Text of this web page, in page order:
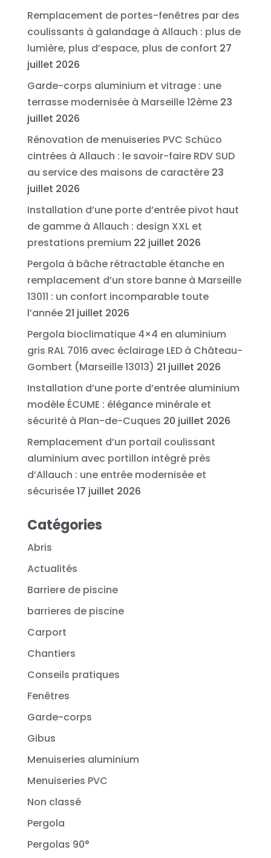
Remplacement de portes-fenêtres par des
coulissants à galandage à Allauch : plus de
lumière, plus d’espace, plus de confort 27
juillet 2026
Garde-corps aluminium et vitrage : une
terrasse modernisée à Marseille 12ème 23
juillet 2026
Rénovation de menuiseries PVC Schüco
cintrées à Allauch : le savoir-faire RDV SUD
au service des maisons de caractère 23
juillet 2026
Installation d’une porte d’entrée pivot haut
de gamme à Allauch : design XXL et
prestations premium 22 juillet 2026
Pergola à bâche rétractable étanche en
remplacement d’un store banne à Marseille
13011 : un confort incomparable toute
l’année 21 juillet 2026
Pergola bioclimatique 4×4 en aluminium
gris RAL 7016 avec éclairage LED à Château-
Gombert (Marseille 13013) 21 juillet 2026
Installation d’une porte d’entrée aluminium
modèle ÉCUME : élégance minérale et
sécurité à Plan-de-Cuques 20 juillet 2026
Remplacement d’un portail coulissant
aluminium avec portillon intégré près
d’Allauch : une entrée modernisée et
sécurisée17 juillet 2026
Catégories
Abris
Actualités
Barriere de piscine
barrieres de piscine
Carport
Chantiers
Conseils pratiques
Fenêtres
Garde-corps
Gibus
Menuiseries aluminium
Menuiseries PVC
Non classé
Pergola
Pergolas 90°